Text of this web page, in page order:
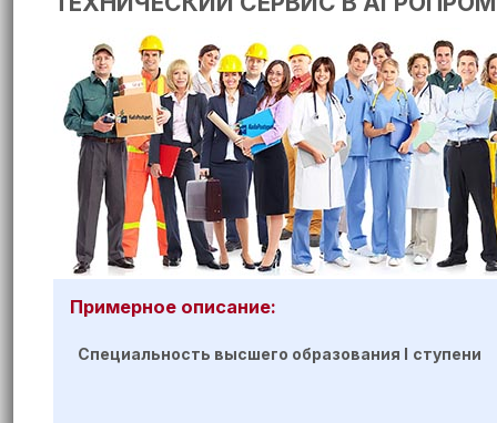
Примерное описание:
Специальность высшего образования I ступени